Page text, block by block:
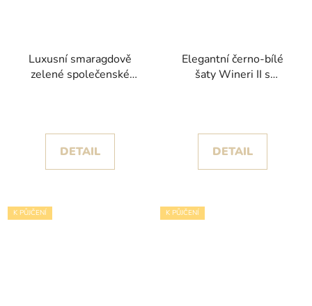
Luxusní smaragdově
zelené společenské
DETAIL
Elegantní černo-bílé
šaty Wineri II s
DETAIL
K PŮJČENÍ K PŮJČENÍ